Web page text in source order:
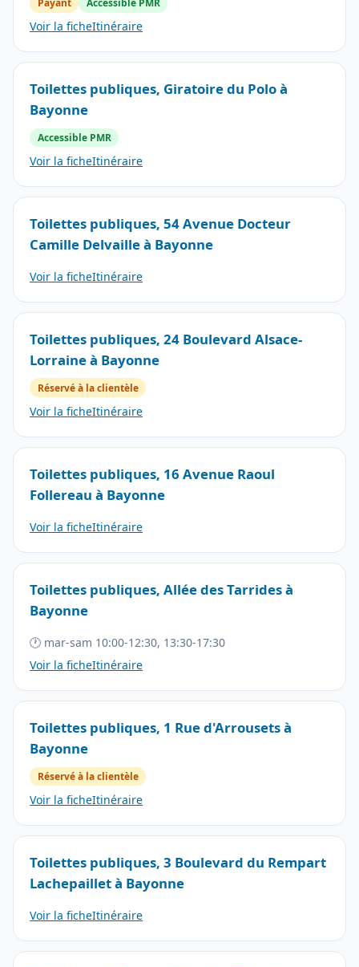
Payant Accessible PMR
Voir la ficheItinéraire
Toilettes publiques, Giratoire du Polo à
Bayonne
Accessible PMR
Voir la ficheItinéraire
Toilettes publiques, 54 Avenue Docteur
Camille Delvaille à Bayonne
Voir la ficheItinéraire
Toilettes publiques, 24 Boulevard Alsace-
Lorraine à Bayonne
Réservé à la clientèle
Voir la ficheItinéraire
Toilettes publiques, 16 Avenue Raoul
Follereau à Bayonne
Voir la ficheItinéraire
Toilettes publiques, Allée des Tarrides à
Bayonne
🕐 mar-sam 10:00-12:30, 13:30-17:30
Voir la ficheItinéraire
Toilettes publiques, 1 Rue d'Arrousets à
Bayonne
Réservé à la clientèle
Voir la ficheItinéraire
Toilettes publiques, 3 Boulevard du Rempart
Lachepaillet à Bayonne
Voir la ficheItinéraire